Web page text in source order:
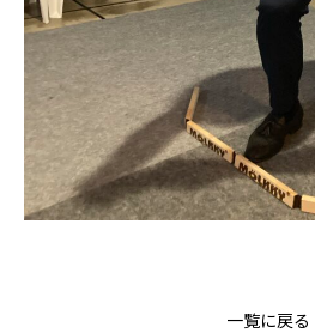
一覧に戻る